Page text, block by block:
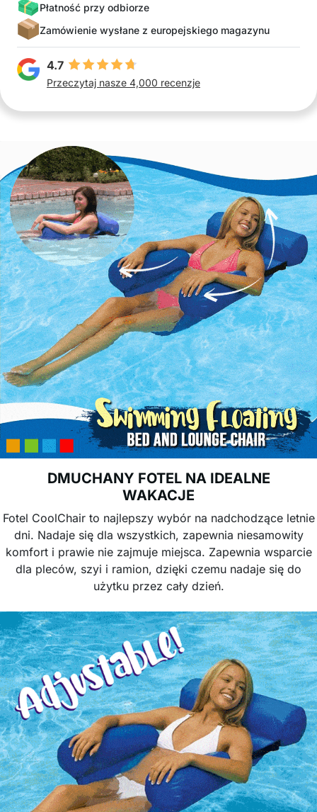
Płatność przy odbiorze
Zamówienie wysłane z europejskiego magazynu
4.7
Przeczytaj nasze 4,000 recenzje
DMUCHANY FOTEL NA IDEALNE
WAKACJE
Fotel CoolChair to najlepszy wybór na nadchodzące letnie
dni. Nadaje się dla wszystkich, zapewnia niesamowity
komfort i prawie nie zajmuje miejsca. Zapewnia wsparcie
dla pleców, szyi i ramion, dzięki czemu nadaje się do
użytku przez cały dzień.